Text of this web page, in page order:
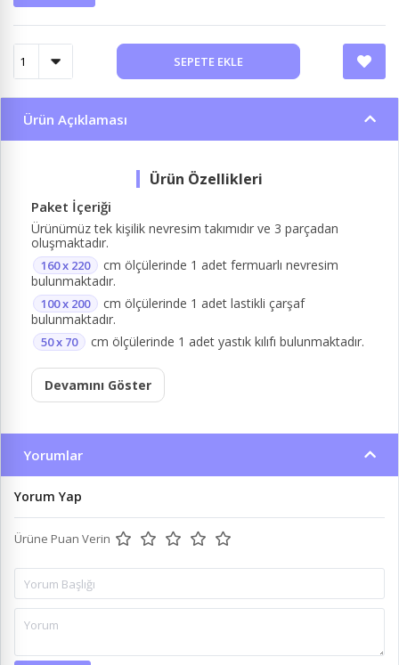
SEPETE EKLE
Ürün Açıklaması
Paket İçeriği
Ürünümüz tek kişilik nevresim takımıdır ve 3 parçadan
oluşmaktadır.
160 x 220
cm ölçülerinde 1 adet fermuarlı nevresim
bulunmaktadır.
100 x 200
cm ölçülerinde 1 adet lastikli çarşaf
bulunmaktadır.
50 x 70 cm ölçülerinde 1 adet yastık kılıfı bulunmaktadır.
Devamını Göster
Yorumlar
Yorum Yap
Ürüne Puan Verin